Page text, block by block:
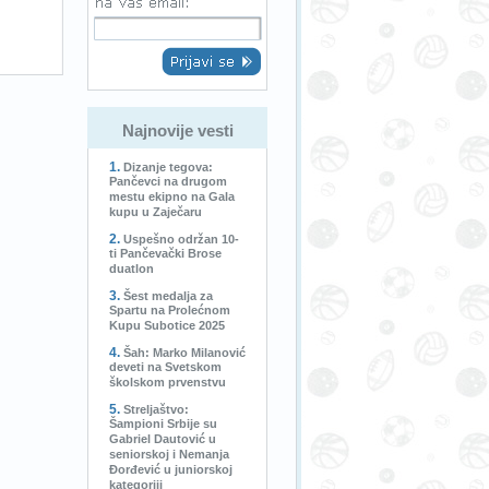
Najnovije vesti
Dizanje tegova:
Pančevci na drugom
mestu ekipno na Gala
kupu u Zaječaru
Uspešno održan 10-
ti Pančevački Brose
duatlon
Šest medalja za
Spartu na Prolećnom
Kupu Subotice 2025
Šah: Marko Milanović
deveti na Svetskom
školskom prvenstvu
Streljaštvo:
Šampioni Srbije su
Gabriel Dautović u
seniorskoj i Nemanja
Đorđević u juniorskoj
kategoriji